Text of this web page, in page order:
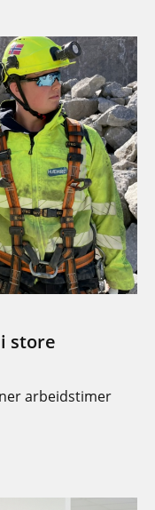
store
arbeidstimer